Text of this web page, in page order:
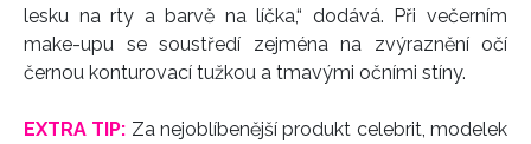
lesku na rty a barvě na líčka,“ dodává. Při večerním
make-upu se soustředí zejména na zvýraznění očí
černou konturovací tužkou a tmavými očními stíny.
EXTRA TIP: Za nejoblíbenější produkt celebrit, modelek